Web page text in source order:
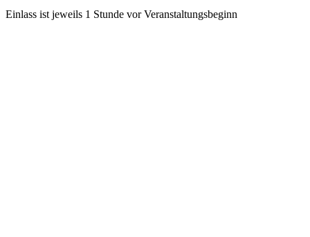
Einlass ist jeweils 1 Stunde vor Veranstaltungsbeginn